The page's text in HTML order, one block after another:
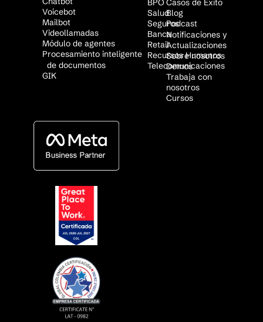
Voicebot
Mailbot
Videollamadas
Módulo de agentes
Procesamiento inteligente
de documentos
GIK
BPO
Salud
Seguros
Banca
Retail
Recursos Humanos
Telecomunicaciones
Casos de Éxito
Blog
Podcast
Notificaciones y
Actualizaciones
Sobre nosotros
Demos
Trabaja con
nosotros
Cursos